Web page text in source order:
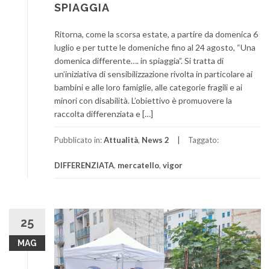
SPIAGGIA
Ritorna, come la scorsa estate, a partire da domenica 6
luglio e per tutte le domeniche fino al 24 agosto, “Una
domenica differente…. in spiaggia”. Si tratta di
un’iniziativa di sensibilizzazione rivolta in particolare ai
bambini e alle loro famiglie, alle categorie fragili e ai
minori con disabilità. L’obiettivo è promuovere la
raccolta differenziata e […]
Pubblicato in:Attualità, News 2 Taggato:
DIFFERENZIATA, mercatello, vigor
25
MAG